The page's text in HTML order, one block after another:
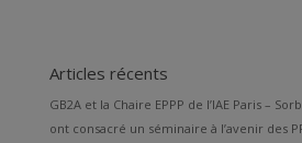
Articles récents
GB2A et la Chaire EPPP de l’IAE Paris –
ont consacré un séminaire à l’avenir des